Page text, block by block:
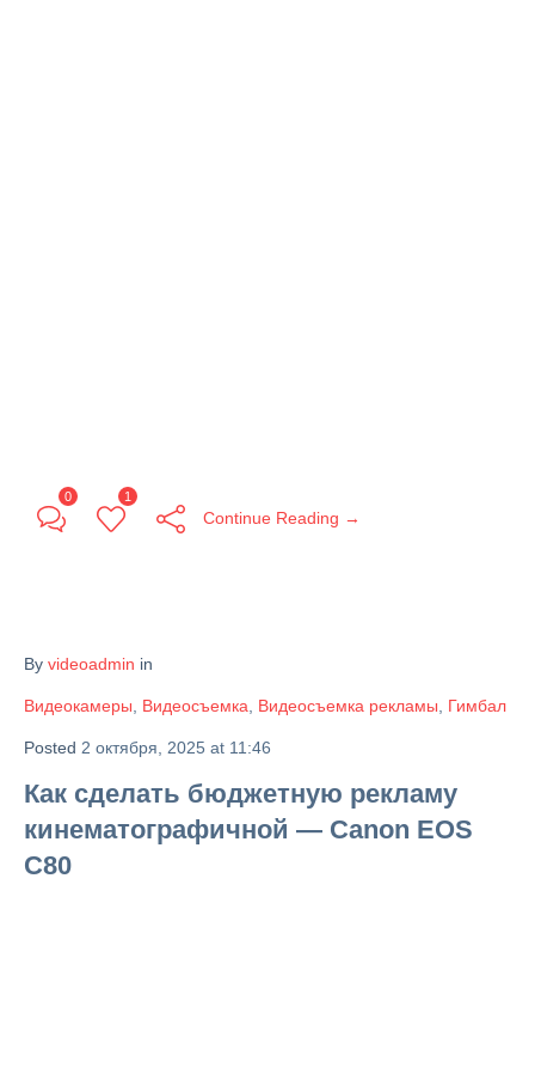
0 1
Continue Reading →
By videoadmin in
Видеокамеры Видеосъемка Видеосъемка рекламы Гимбал
Posted 2 октября, 2025 at 11:46
Как сделать бюджетную рекламу
кинематографичной — Canon EOS
C80